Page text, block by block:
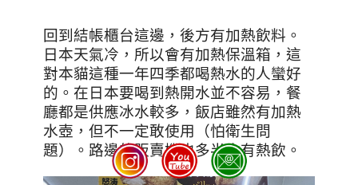
回到結帳櫃台這邊，後方有加熱飲料。
日本天氣冷，所以會有加熱保溫箱，這
對本貓這種一年四季都喝熱水的人蠻好
的。在日本要喝到熱開水並不容易，餐
廳都是供應冰水較多，飯店雖然有加熱
水壺，但不一定敢使用（怕衛生問
題）。路邊的販賣機也多半會有熱飲。